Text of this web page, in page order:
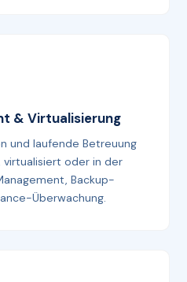
& Virtualisierung
und laufende Betreuung
virtualisiert oder in der
Backup-
Überwachung.